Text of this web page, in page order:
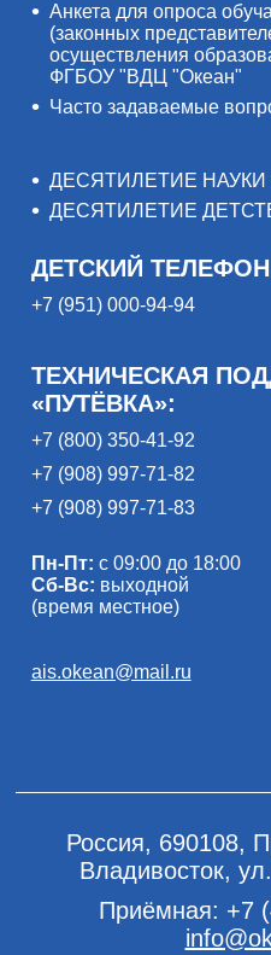
Анкета для опроса
(законных
осуществления
ФГБОУ "ВДЦ "Океан"
Часто задаваемые
ДЕСЯТИЛЕТИЕ
ДЕСЯТИЛЕТИЕ
ДЕТСКИЙ
+7 (951) 000-94-94
ТЕХНИЧЕСКАЯ
«ПУТЁВКА»:
+7 (800) 350-41-92
+7 (908) 997-71-82
+7 (908) 997-71-83
Пн-Пт: с 09:00 до 18:00
Сб-Вс: выходной
(время местное)
ais.okean@mail.ru
Россия, 690108,
Владивосток,
Приёмная: +7